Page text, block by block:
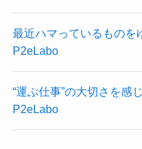
最近ハマっているもの
P2eLabo
“運ぶ仕事”の大切さを
P2eLabo